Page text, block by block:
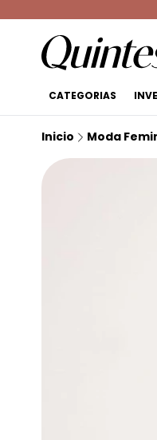
CATEGORIAS
Inicio Moda